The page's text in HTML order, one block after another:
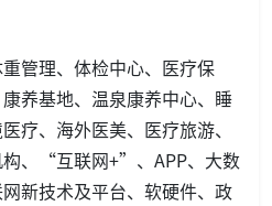
管理、体检中心、医疗保
养基地、温泉康养中心、睡
疗、海外医美、医疗旅游、
构、“互联网+”、APP、大数
新技术及平台、软硬件、政